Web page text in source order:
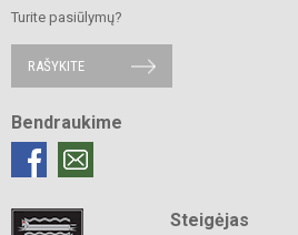
Turite pasiūlymų?
RAŠYKITE
Bendraukime
Steigėjas